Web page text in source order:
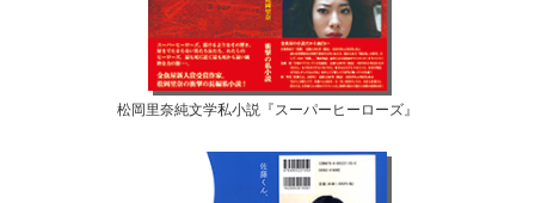
松岡里奈純文学私小説『スーパーヒーローズ』